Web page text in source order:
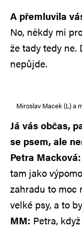
A přemluvila
No, někdy mi
že tady tedy ne.
nepůjde.
Miroslav Macek (L) a
Já vás občas,
se psem, ale
Petra Macková:
tam jako
zahradu to moc
velké psy, a to
MM: Petra,